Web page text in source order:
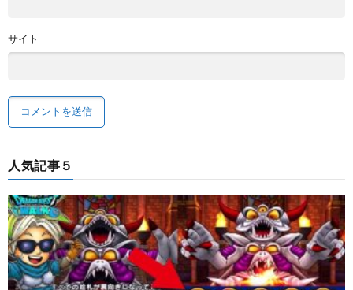
サイト
人気記事５